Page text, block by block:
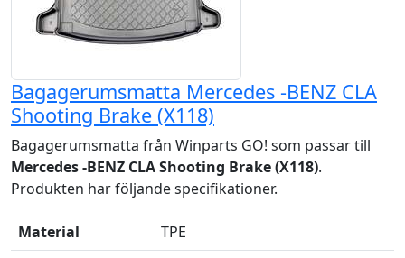
Bagagerumsmatta Mercedes -BENZ CLA
Shooting Brake (X118)
Bagagerumsmatta från Winparts GO! som passar till
Mercedes -BENZ CLA Shooting Brake (X118).
Produkten har följande specifikationer.
Material
TPE